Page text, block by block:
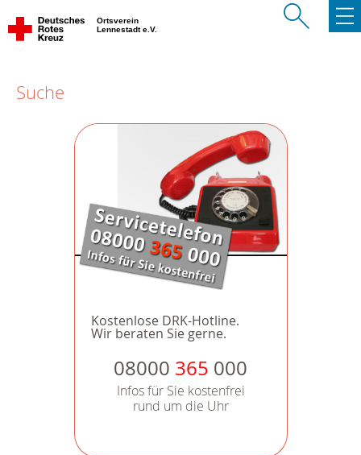
Ortsverein
Lennestadt e.V.
Suche
Kostenlose DRK-Hotline.
Wir beraten Sie gerne.
08000 365 000
Infos für Sie kostenfrei
rund um die Uhr